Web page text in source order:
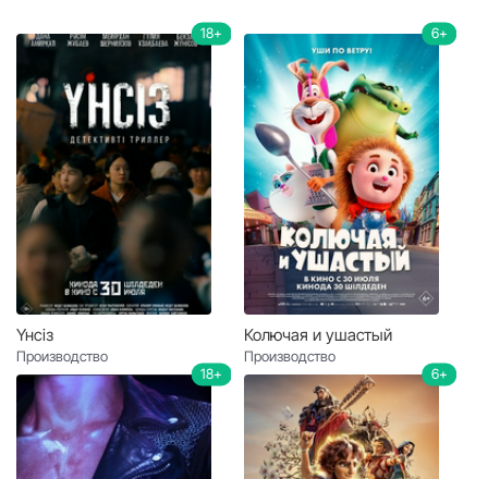
Үнсіз
18+
Производство
Колючая и ушастый
6+
Производство
18+ 6+